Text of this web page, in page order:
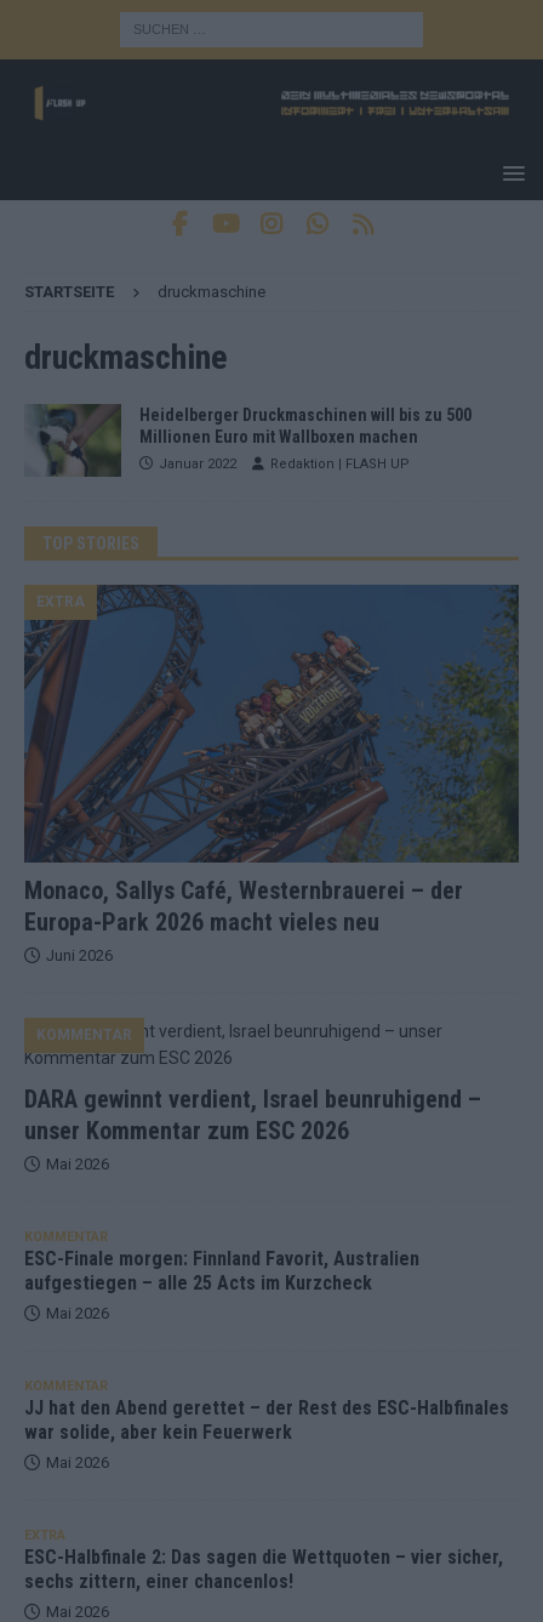
STARTSEITE druckmaschine
druckmaschine
Heidelberger Druckmaschinen will bis zu 500
Millionen Euro mit Wallboxen machen
Januar 2022 Redaktion | FLASH UP
TOP STORIES
Monaco, Sallys Café, Westernbrauerei – der
Europa-Park 2026 macht vieles neu
EXTRA
Juni 2026
DARA gewinnt verdient, Israel beunruhigend –
unser Kommentar zum ESC 2026
KOMMENTAR
Mai 2026
KOMMENTAR
ESC-Finale morgen: Finnland Favorit, Australien
aufgestiegen – alle 25 Acts im Kurzcheck
Mai 2026
KOMMENTAR
JJ hat den Abend gerettet – der Rest des ESC-Halbfinales
war solide, aber kein Feuerwerk
Mai 2026
EXTRA
ESC-Halbfinale 2: Das sagen die Wettquoten – vier sicher,
sechs zittern, einer chancenlos!
Mai 2026